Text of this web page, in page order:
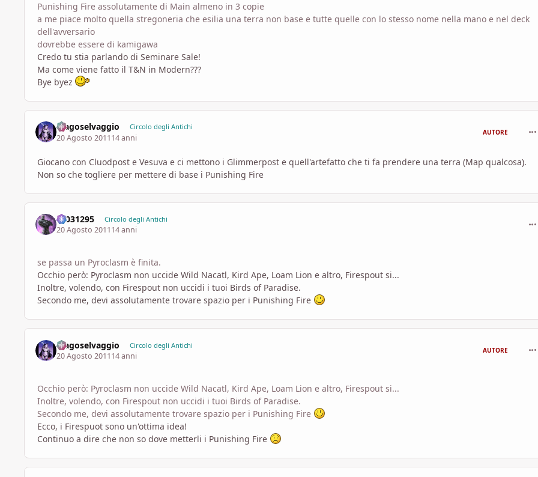
Punishing Fire assolutamente di Main almeno in 3 copie
a me piace molto quella stregoneria che esilia una terra non base e tutte quelle con lo stesso nome nella mano e nel deck
dell'avversario
dovrebbe essere di kamigawa
Credo tu stia parlando di Seminare Sale!
Ma come viene fatto il T&N in Modern???
Bye byez
Magoselvaggio Circolo degli Antichi
20 Agosto 201114 anni
AUTORE
Giocano con Cluodpost e Vesuva e ci mettono i Glimmerpost e quell'artefatto che ti fa prendere una terra (Map qualcosa).
Non so che togliere per mettere di base i Punishing Fire
s1031295 Circolo degli Antichi
20 Agosto 201114 anni
se passa un Pyroclasm è finita.
Occhio però: Pyroclasm non uccide Wild Nacatl, Kird Ape, Loam Lion e altro, Firespout si...
Inoltre, volendo, con Firespout non uccidi i tuoi Birds of Paradise.
Secondo me, devi assolutamente trovare spazio per i Punishing Fire
Magoselvaggio Circolo degli Antichi
20 Agosto 201114 anni
AUTORE
Occhio però: Pyroclasm non uccide Wild Nacatl, Kird Ape, Loam Lion e altro, Firespout si...
Inoltre, volendo, con Firespout non uccidi i tuoi Birds of Paradise.
Secondo me, devi assolutamente trovare spazio per i Punishing Fire
Ecco, i Firespuot sono un'ottima idea!
Continuo a dire che non so dove metterli i Punishing Fire